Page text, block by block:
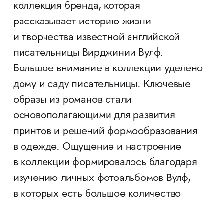
коллекция бренда, которая
рассказывает историю жизни
и творчества известной английской
писательницы Вирджинии Вулф.
Большое внимание в коллекции уделено
дому и саду писательницы. Ключевые
образы из романов стали
основополагающими для развития
принтов и решений формообразования
в одежде. Ощущение и настроение
в коллекции формировалось благодаря
изучению личных фотоальбомов Вулф,
в которых есть большое количество